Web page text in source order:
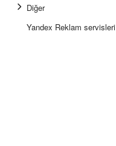
Diğer
Yandex Reklam servisleri